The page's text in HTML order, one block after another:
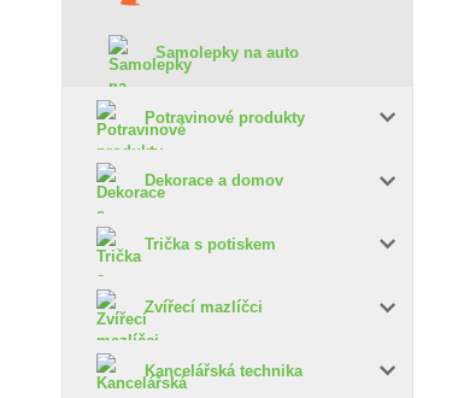
Samolepky na auto
Potravinové produkty
Dekorace a domov
Trička s potiskem
Zvířecí mazlíčci
Kancelářská technika